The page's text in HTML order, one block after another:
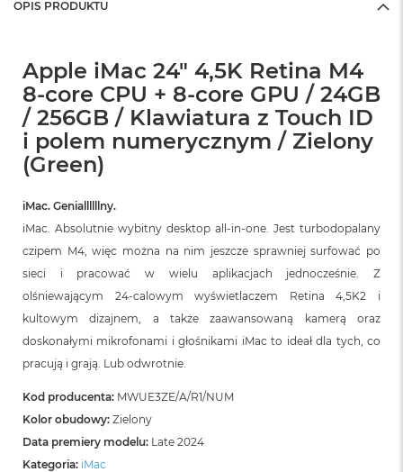
OPIS PRODUKTU
Apple iMac 24" 4,5K Retina M4
8-core CPU + 8-core GPU / 24GB
/ 256GB / Klawiatura z Touch ID
i polem numerycznym / Zielony
(Green)
iMac. Geniallllllny.
iMac. Absolutnie wybitny desktop all‑in‑one. Jest turbodopalany
czipem M4, więc można na nim jeszcze sprawniej surfować po
sieci i pracować w wielu aplikacjach jednocześnie. Z
olśniewającym 24‑calowym wyświetlaczem Retina 4,5K2 i
kultowym dizajnem, a także zaawansowaną kamerą oraz
doskonałymi mikrofonami i głośnikami iMac to ideał dla tych, co
pracują i grają. Lub odwrotnie.
Kod producenta: MWUE3ZE/A/R1/NUM
Kolor obudowy: Zielony
Data premiery modelu: Late 2024
Kategoria: iMac